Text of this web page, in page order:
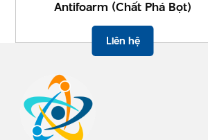
Antifoarm (Chất Phá Bọt)
Liên hệ